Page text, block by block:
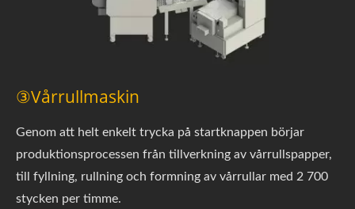
③Vårrullmaskin
Genom att helt enkelt trycka på startknappen börjar
produktionsprocessen från tillverkning av vårrullspapper,
till fyllning, rullning och formning av vårrullar med 2 700
stycken per timme.